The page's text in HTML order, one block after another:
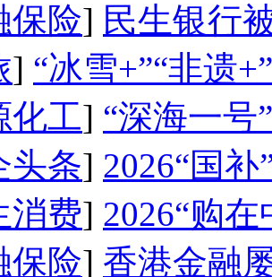
保险] 民生银行
] “冰雪+”“非遗
化工] “深海一号
头条] 2026“国
消费] 2026“购
保险] 香港金融